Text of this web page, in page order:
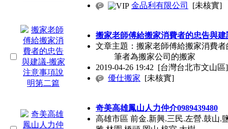
金品利有限公司
[未核實]
搬家老師傅給搬家消費者的忠告與
文章主題：搬家老師傅給搬家消
筆者為搬家公司的搬家
2019-04-26 19:42 [台灣台北市文山區]
優仕搬家 [未核實]
奇美高雄鳳山人力仲介0989439480
高雄市區 前金.新興.三民.左營.鼓山.